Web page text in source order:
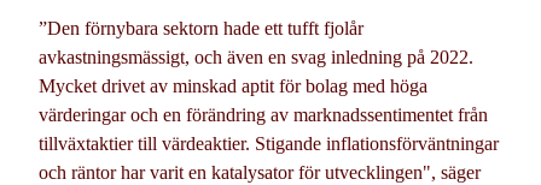
”Den förnybara sektorn hade ett tufft fjolår
avkastningsmässigt, och även en svag inledning på 2022.
Mycket drivet av minskad aptit för bolag med höga
värderingar och en förändring av marknadssentimentet från
tillväxtaktier till värdeaktier. Stigande inflationsförväntningar
och räntor har varit en katalysator för utvecklingen", säger